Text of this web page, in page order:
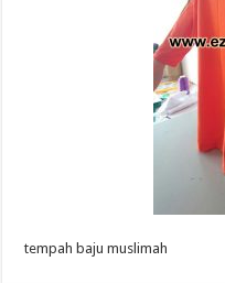
tempah baju muslimah